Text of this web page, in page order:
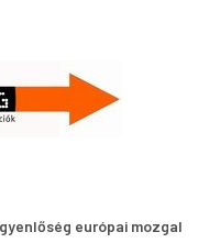
európai mozgalmainak